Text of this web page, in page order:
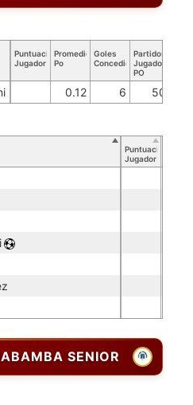
Puntuación
Jugador
Promedio
Po
Goles
Concedidos
Partidos
Jugador
PO
0.12 6 50
Puntuación
Jugador
SENIOR